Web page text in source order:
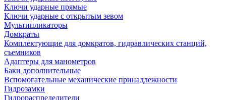
Ключи ударные прямые
Ключи ударные с открытым зевом
Мультипликаторы
Домкраты
Комплектующие для домкратов, гидравлических станций,
съемников
Адаптеры для манометров
Баки дополнительные
Вспомогательные механические принадлежности
Гидрозамки
Гидрораспределители